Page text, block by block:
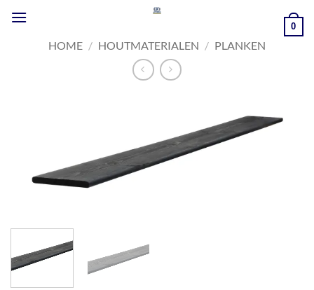
naar
0
HOME / HOUTMATERIALEN / PLANKEN